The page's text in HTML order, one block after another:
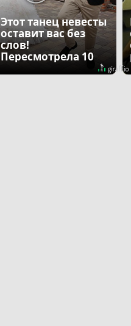
Этот танец невесты
оставит вас без
слов!
Пересмотрела 10